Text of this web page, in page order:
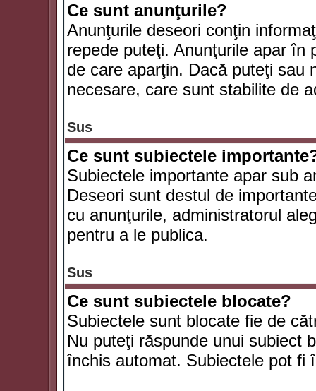
Ce sunt anunţurile?
Anunţurile deseori conţin
repede puteţi. Anunţurile apar în
de care aparţin. Dacă puteţi sau
necesare, care sunt stabilite de
Sus
Ce sunt subiectele
Subiectele importante apar sub
Deseori sunt destul de
cu anunţurile, administratorul
pentru a le publica.
Sus
Ce sunt subiectele blocate?
Subiectele sunt blocate fie de
Nu puteţi răspunde unui subiect
închis automat. Subiectele pot fi